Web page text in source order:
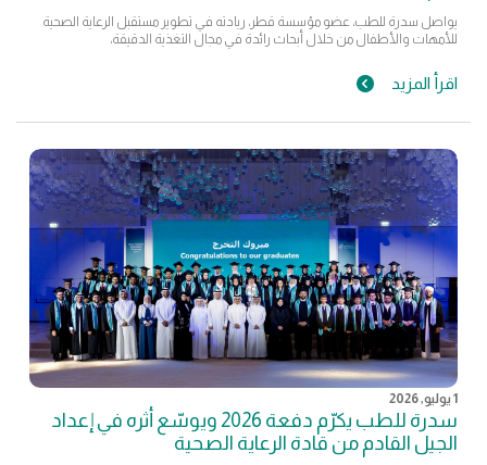
يواصل سدرة للطب، عضو مؤسسة قطر، ريادته في تطوير مستقبل الرعاية الصحية
للأمهات والأطفال من خلال أبحاث رائدة في مجال التغذية الدقيقة،
اقرأ المزيد
1 يوليو, 2026
سدرة للطب يكرّم دفعة 2026 ويوسّع أثره في إعداد
الجيل القادم من قادة الرعاية الصحية